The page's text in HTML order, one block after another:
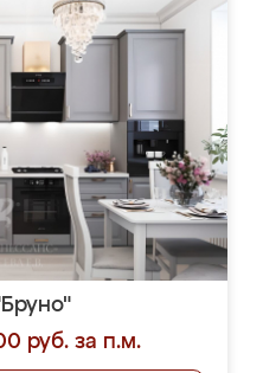
руб. за п.м.